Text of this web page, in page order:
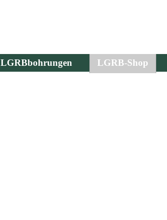
LGRBbohrungen LGRB-Shop